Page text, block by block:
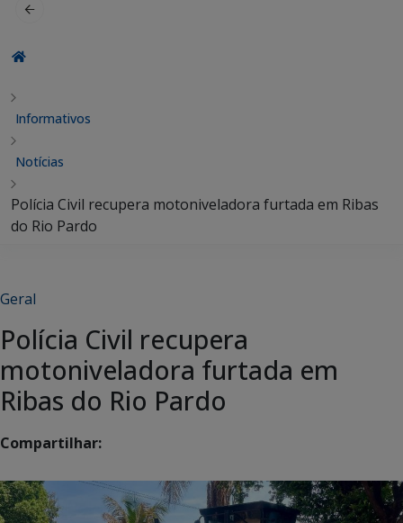
Informativos
Notícias
Polícia Civil recupera motoniveladora furtada em Ribas
do Rio Pardo
Geral
Polícia Civil recupera
motoniveladora furtada em
Ribas do Rio Pardo
Compartilhar: